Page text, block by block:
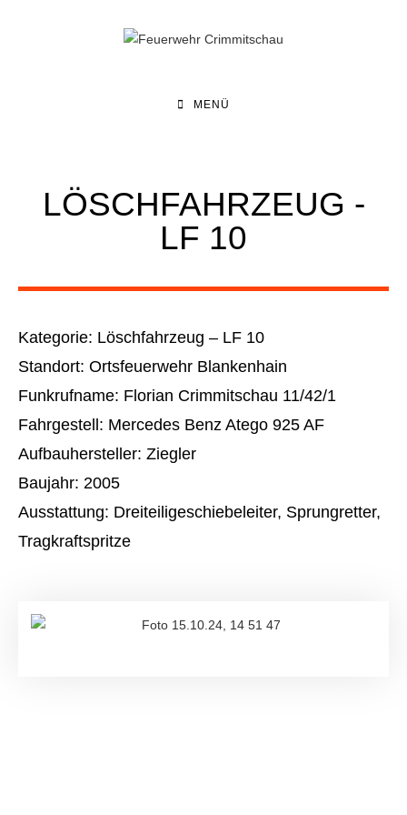
MENÜ
LÖSCHFAHRZEUG -
LF 10
Kategorie: Löschfahrzeug – LF 10
Standort: Ortsfeuerwehr Blankenhain
Funkrufname: Florian Crimmitschau 11/42/1
Fahrgestell: Mercedes Benz Atego 925 AF
Aufbauhersteller: Ziegler
Baujahr: 2005
Ausstattung: Dreiteiligeschiebeleiter, Sprungretter,
Tragkraftspritze